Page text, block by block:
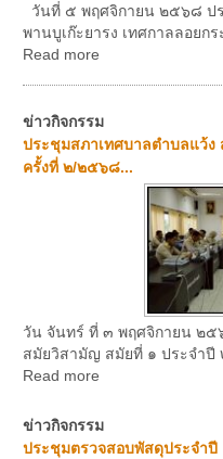
วันที่ ๕ พฤศจิกายน ๒๕๖๘ ป
พานบูเก๊ะยารง เทศกาลลอยกร
Read more
ข่าวกิจกรรม
ประชุมสภาเทศบาลตำบลแว้
ครั้งที่ ๒/๒๕๖๘...
วัน จันทร์ ที่ ๓ พฤศจิกายน ๒๕
สมัยวิสามัญ สมัยที่ ๑ ประจำปี
Read more
ข่าวกิจกรรม
ประชุมตรวจสอบพัสดุประจำปี